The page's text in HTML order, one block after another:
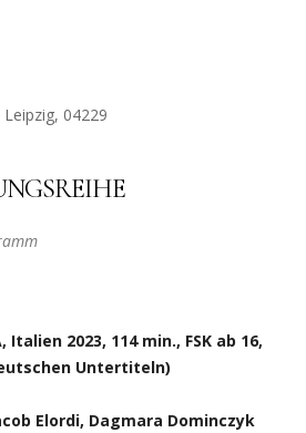
04229
2023, 114 min., FSK ab 16,
Untertiteln)
Elordi, Dagmara Dominczyk